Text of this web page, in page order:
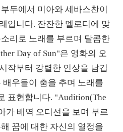
두에서 미아와 세바스찬이
입니다. 잔잔한 멜로디에 맞
리로 노래를 부르며 달콤한
Day of Sun"은 영화의 오
작부터 강렬한 인상을 남깁
우들이 춤을 추며 노래를
표현합니다. "Audition(The
가 배역 오디션을 보며 부르
꿈에 대한 자신의 열정을